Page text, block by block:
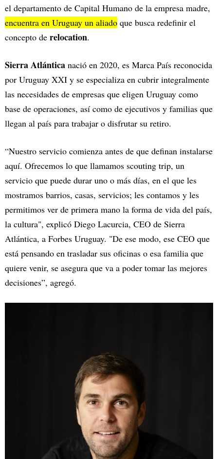
el departamento de Capital Humano de la empresa madre,
encuentra en Uruguay un aliado que busca redefinir el
concepto de relocation.
Sierra Atlántica nació en 2020, es Marca País reconocida
por Uruguay XXI y se especializa en cubrir integralmente
las necesidades de empresas que eligen Uruguay como
base de operaciones, así como de ejecutivos y familias que
llegan al país para trabajar o disfrutar su retiro.
“Nuestro servicio comienza antes de que definan instalarse
aquí. Ofrecemos lo que llamamos scouting trip, un
servicio que puede durar uno o más días, en el que les
mostramos barrios, casas, servicios; les contamos y les
permitimos ver de primera mano la forma de vida del país,
la cultura", explicó Diego Lacurcia, CEO de Sierra
Atlántica, a Forbes Uruguay. "De ese modo, ese CEO que
está pensando en trasladar sus oficinas o esa familia que
quiere venir, se asegura que va a poder tomar las mejores
decisiones”, agregó.